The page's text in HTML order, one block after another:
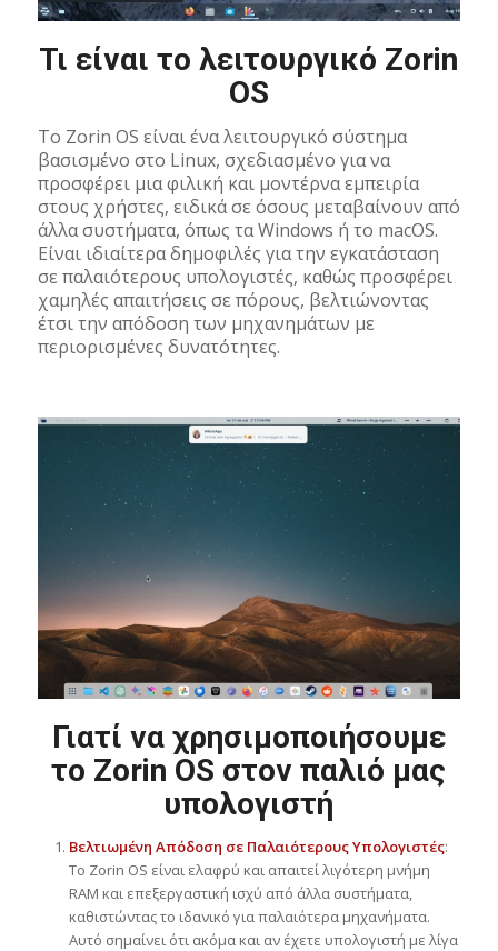
Τι είναι το λειτουργικό Zorin
OS
Το Zorin OS είναι ένα λειτουργικό σύστημα
βασισμένο στο Linux, σχεδιασμένο για να
προσφέρει μια φιλική και μοντέρνα εμπειρία
στους χρήστες, ειδικά σε όσους μεταβαίνουν από
άλλα συστήματα, όπως τα Windows ή το macOS.
Είναι ιδιαίτερα δημοφιλές για την εγκατάσταση
σε παλαιότερους υπολογιστές, καθώς προσφέρει
χαμηλές απαιτήσεις σε πόρους, βελτιώνοντας
έτσι την απόδοση των μηχανημάτων με
περιορισμένες δυνατότητες.
Γιατί να χρησιμοποιήσουμε
το Zorin OS στον παλιό μας
υπολογιστή
Βελτιωμένη Απόδοση σε Παλαιότερους Υπολογιστές:
Το Zorin OS είναι ελαφρύ και απαιτεί λιγότερη μνήμη
RAM και επεξεργαστική ισχύ από άλλα συστήματα,
καθιστώντας το ιδανικό για παλαιότερα μηχανήματα.
Αυτό σημαίνει ότι ακόμα και αν έχετε υπολογιστή με λίγα